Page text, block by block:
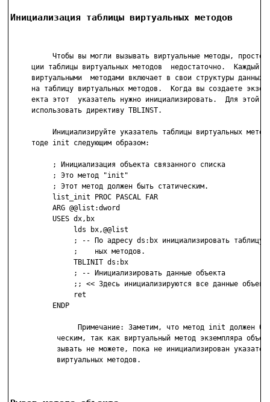
Инициализация таблицы виртуальных методов
Чтобы вы могли вызывать виртуальные методы, простой
ции таблицы виртуальных методов  недостаточно.  Каждый
виртуальными  методами включает в свои структуры данных
на таблицу виртуальных методов.  Когда вы создаете
екта этот  указатель нужно инициализировать.  Для этой
     использовать директиву TBLINST.
Инициализируйте указатель таблицы виртуальных
     тоде init следующим образом:
          ; Инициализация объекта связанного списка
          ; Это метод "init"
          ; Этот метод должен быть статическим.
          list_init PROC PASCAL FAR
          ARG @@list:dword
          USES dx,bx
               lds bx,@@list
; -- По адресу ds:bx инициализировать таблицу
               ;    ных методов.
               TBLINIT ds:bx
               ; -- Инициализировать данные объекта
;; << Здесь инициализируются все данные
               ret
          ENDP
Примечание: Заметим, что метод init должен
ческим, так как виртуальный метод экземпляра
зывать не можете, пока не инициализирован
           виртуальных методов.